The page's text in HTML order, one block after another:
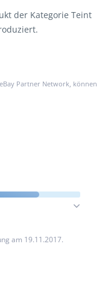
der Kategorie Teint
Partner Network, können
am 19.11.2017.